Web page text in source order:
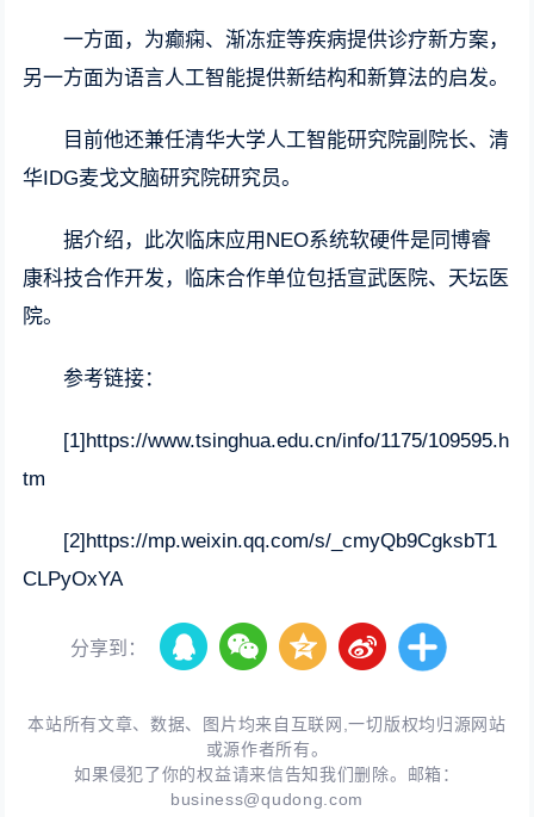
一方面，为癫痫、渐冻症等疾病提供诊疗新方案，
另一方面为语言人工智能提供新结构和新算法的启发。
目前他还兼任清华大学人工智能研究院副院长、清
华IDG麦戈文脑研究院研究员。
据介绍，此次临床应用NEO系统软硬件是同博睿
康科技合作开发，临床合作单位包括宣武医院、天坛医
院。
参考链接：
[1]https://www.tsinghua.edu.cn/info/1175/109595.h
tm
[2]https://mp.weixin.qq.com/s/_cmyQb9CgksbT1
CLPyOxYA
分享到：
本站所有文章、数据、图片均来自互联网,一切版权均归源网站
或源作者所有。
如果侵犯了你的权益请来信告知我们删除。邮箱：
business@qudong.com